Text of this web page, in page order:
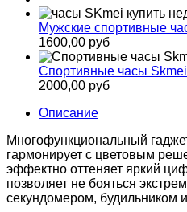
Мужские спортивные
1600,00 руб
Спортивные часы
2000,00 руб
Описание
Многофункциональный
гармонирует с цветовым
эффектно оттеняет яркий
позволяет не бояться
секундомером, будильником